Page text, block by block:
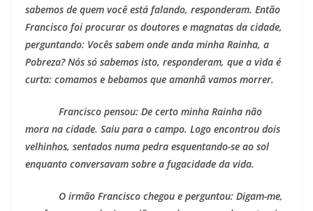
sabemos de quem você está falando, responderam. Então
Francisco foi procurar os doutores e magnatas da cidade,
perguntando: Vocês sabem onde anda minha Rainha, a
Pobreza? Nós só sabemos isto, responderam, que a vida é
curta: comamos e bebamos que amanhã vamos morrer.
Francisco pensou: De certo minha Rainha não
mora na cidade. Saiu para o campo. Logo encontrou dois
velhinhos, sentados numa pedra esquentando-se ao sol
enquanto conversavam sobre a fugacidade da vida.
O irmão Francisco chegou e perguntou: Digam-me,